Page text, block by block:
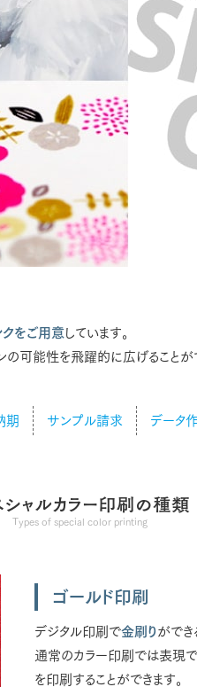
クをご用意しています。
可能性を飛躍的に広げることが
期 サンプル請求 データ
シャルカラー印刷の種類
Types of special color printing
ゴールド印刷
デジタル印刷で金刷り ができ
通常のカラー印刷では表現で
を印刷することができます。